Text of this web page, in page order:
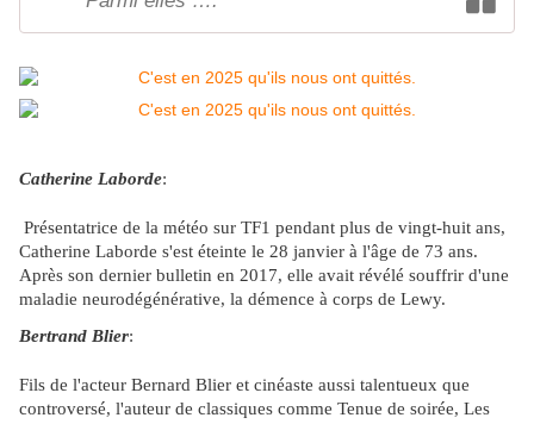
Catherine Laborde:
Présentatrice de la météo sur TF1 pendant plus de vingt-huit ans,
Catherine Laborde s'est éteinte le 28 janvier à l'âge de 73 ans.
Après son dernier bulletin en 2017, elle avait révélé souffrir d'une
maladie neurodégénérative, la démence à corps de Lewy.
Bertrand Blier:
Fils de l'acteur Bernard Blier et cinéaste aussi talentueux que
controversé, l'auteur de classiques comme Tenue de soirée, Les